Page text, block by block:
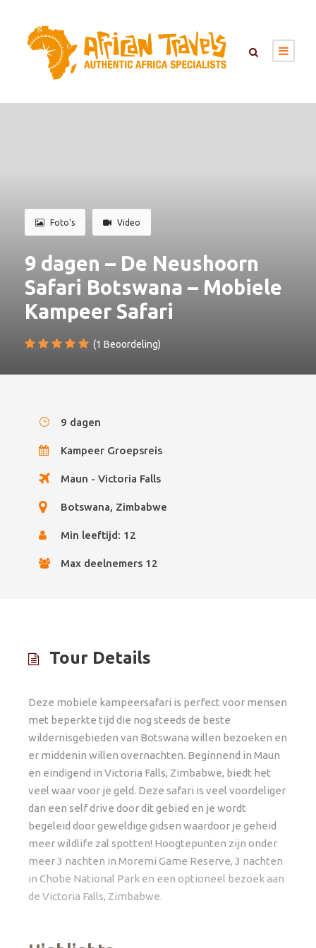
Foto's Video
9 dagen – De Neushoorn
Safari Botswana – Mobiele
Kampeer Safari
(1 Beoordeling)
9 dagen
Kampeer Groepsreis
Maun - Victoria Falls
Botswana, Zimbabwe
Min leeftijd: 12
Max deelnemers 12
Tour Details
Deze mobiele kampeersafari is perfect voor mensen
met beperkte tijd die nog steeds de beste
wildernisgebieden van Botswana willen bezoeken en
er middenin willen overnachten. Beginnend in Maun
en eindigend in Victoria Falls, Zimbabwe, biedt het
veel waar voor je geld. Deze safari is veel voordeliger
dan een self drive door dit gebied en je wordt
begeleid door geweldige gidsen waardoor je geheid
meer wildlife zal spotten! Hoogtepunten zijn onder
meer 3 nachten in Moremi Game Reserve, 3 nachten
in Chobe National Park en een optioneel bezoek aan
de Victoria Falls, Zimbabwe.